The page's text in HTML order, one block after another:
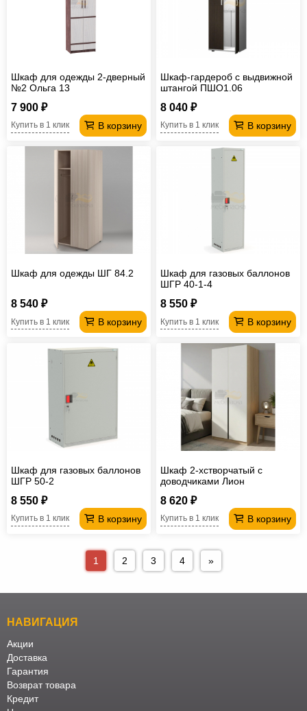
Шкаф для одежды 2-дверный
№2 Ольга 13
7 900 ₽
В корзину
Купить в 1 клик
Шкаф-гардероб с выдвижной
штангой ПШО1.06
8 040 ₽
В корзину
Купить в 1 клик
Шкаф для одежды ШГ 84.2
8 540 ₽
В корзину
Купить в 1 клик
Шкаф для газовых баллонов
ШГР 40-1-4
8 550 ₽
В корзину
Купить в 1 клик
Шкаф для газовых баллонов
ШГР 50-2
8 550 ₽
В корзину
Купить в 1 клик
Шкаф 2-хстворчатый с
доводчиками Лион
8 620 ₽
В корзину
Купить в 1 клик
1 2 3 4 »
НАВИГАЦИЯ
Акции
Доставка
Гарантия
Возврат товара
Кредит